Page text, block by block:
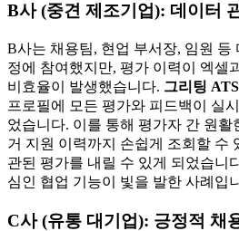
B사 (중견 제조기업): 데이터
B사는 채용팀, 현업 부서장, 임원 등
정에 참여했지만, 평가 이력이 엑셀
비효율이 발생했습니다. 그리팅 ATS
프로필에 모든 평가와 피드백이 실
었습니다. 이를 통해 평가자 간 원
거 지원 이력까지 손쉽게 조회할 수
관된 평가를 내릴 수 있게 되었습니
심인 협업 기능이 빛을 발한 사례입
C사 (유통 대기업): 긍정적 채